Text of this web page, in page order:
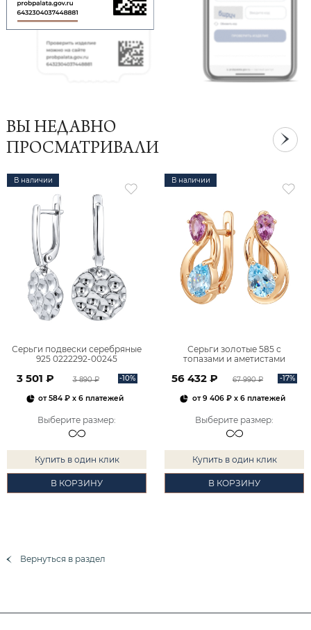
ВЫ НЕДАВНО
ПРОСМАТРИВАЛИ
В наличии
Серьги подвески серебряные
925 0222292-00245
3 501 ₽ 3 890 ₽ -10%
от584 ₽ x 6 платежей
Выберите размер:
Купить в один клик
В КОРЗИНУ
В наличии
Серьги золотые 585 с
топазами и аметистами
56 432 ₽ 67 990 ₽ -17%
от9 406 ₽x 6 платежей
Выберите размер:
Купить в один клик
В КОРЗИНУ
Вернуться в раздел